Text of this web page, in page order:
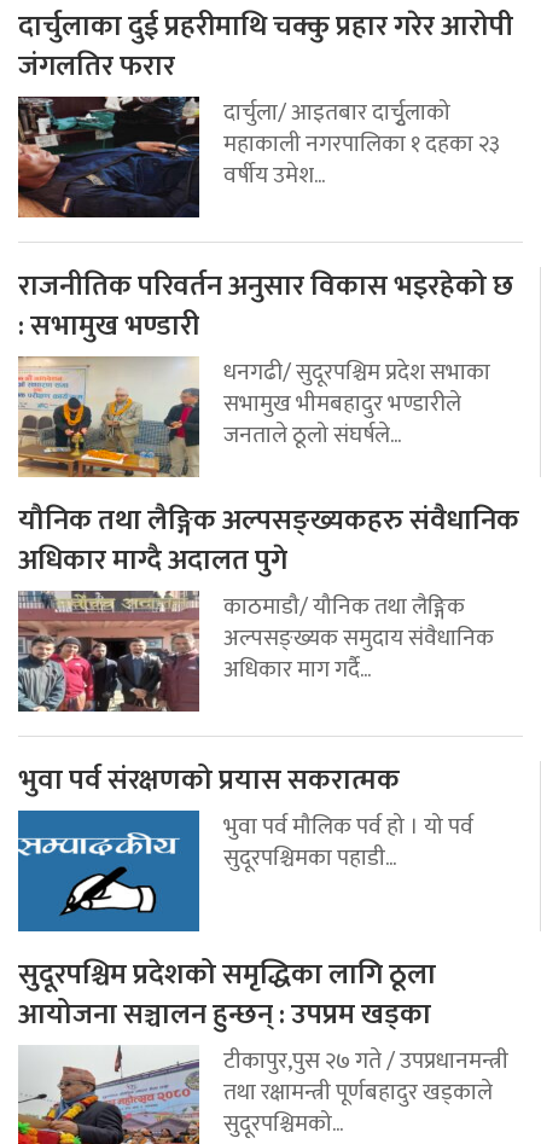
दार्चुलाका दुई प्रहरीमाथि चक्कु प्रहार गरेर आरोपी
जंगलतिर फरार
दार्चुला/ आइतबार दार्चुृलाको
महाकाली नगरपालिका १ दहका २३
वर्षीय उमेश...
राजनीतिक परिवर्तन अनुसार विकास भइरहेको छ
: सभामुख भण्डारी
धनगढी/ सुदूरपश्चिम प्रदेश सभाका
सभामुख भीमबहादुर भण्डारीले
जनताले ठूलो संघर्षले...
यौनिक तथा लैङ्गिक अल्पसङ्ख्यकहरु संवैधानिक
अधिकार माग्दै अदालत पुगे
काठमाडौ/ यौनिक तथा लैङ्गिक
अल्पसङ्ख्यक समुदाय संवैधानिक
अधिकार माग गर्दै...
भुवा पर्व संरक्षणको प्रयास सकरात्मक
भुवा पर्व मौलिक पर्व हो । यो पर्व
सुदूरपश्चिमका पहाडी...
सुदूरपश्चिम प्रदेशको समृद्धिका लागि ठूला
आयोजना सञ्चालन हुन्छन् : उपप्रम खड्का
टीकापुर,पुस २७ गते / उपप्रधानमन्त्री
तथा रक्षामन्त्री पूर्णबहादुर खड्काले
सुदूरपश्चिमको...